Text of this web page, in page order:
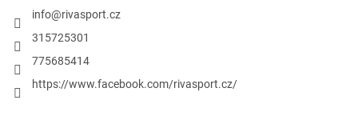
info@rivasport.cz
315725301
775685414
https://www.facebook.com/rivasport.cz/